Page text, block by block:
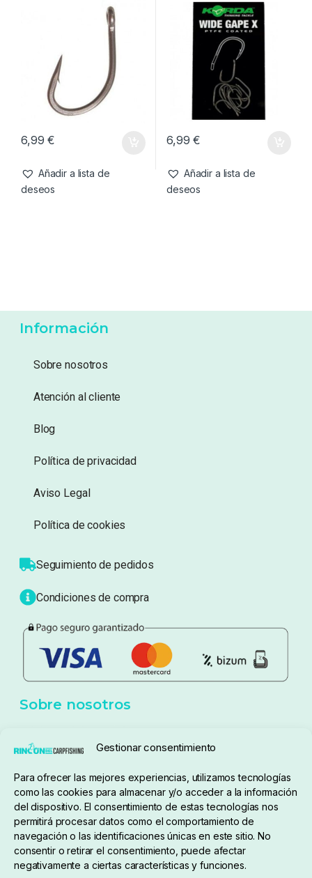
Gestionar consentimiento
Para ofrecer las mejores experiencias, utilizamos tecnologías
como las cookies para almacenar y/o acceder a la información
del dispositivo. El consentimiento de estas tecnologías nos
permitirá procesar datos como el comportamiento de
navegación o las identificaciones únicas en este sitio. No
consentir o retirar el consentimiento, puede afectar
negativamente a ciertas características y funciones.
Añadir a lista de
deseos
6,99
Añadir a lista de
Anzuelos
Korda Kontinental Nº8
6,99€
deseos
Anzuelos
Korda Wide Gape X Nº8
6,99€
Información
Sobre nosotros
Atención al cliente
Blog
Política de privacidad
Aviso Legal
Sobre nosotros